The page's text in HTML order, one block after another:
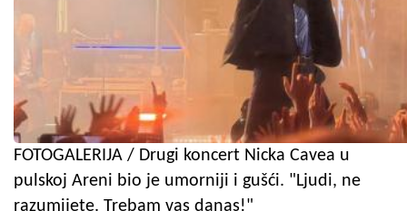
FOTOGALERIJA / Drugi koncert Nicka Cavea u
pulskoj Areni bio je umorniji i gušći. "Ljudi, ne
razumijete. Trebam vas danas!"